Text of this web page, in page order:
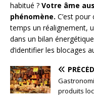
habitué ? Votre âme
phénomène. C’est
temps un réalignement,
dans un bilan
d’identifier les blocages
produits